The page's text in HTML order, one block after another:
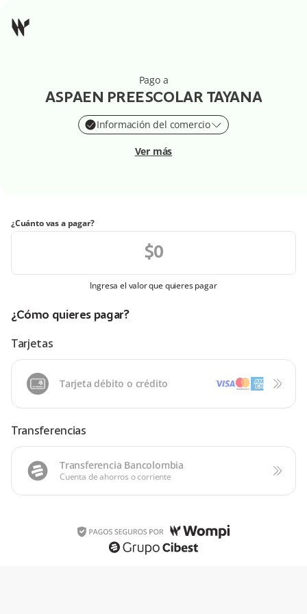
Pago a
ASPAEN PREESCOLAR TAYANA
Información del comercio
Ver más
¿Cuánto vas a pagar?
Ingresa el valor que quieres pagar
¿Cómo quieres pagar?
Tarjetas
Tarjeta débito o crédito
Transferencias
Transferencia Bancolombia
Cuenta de ahorros o corriente